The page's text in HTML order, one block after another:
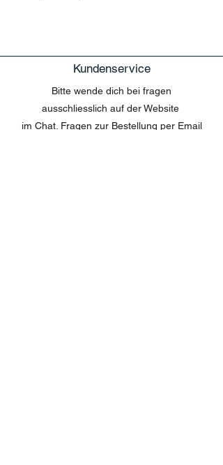
Kundenservice
Bitte wende dich bei fragen
ausschliesslich auf der Website
im Chat. Fragen zur Bestellung per Email